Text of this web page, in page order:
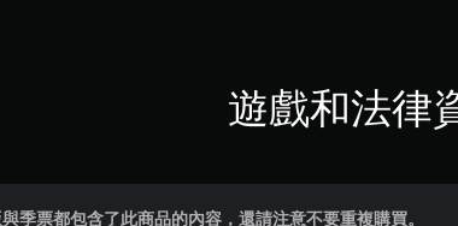
遊戲和法律
季票都包含了此商品的內容，還請注意不要重複購買。